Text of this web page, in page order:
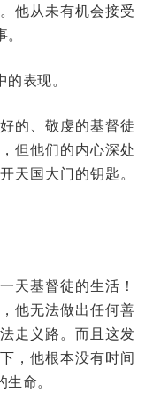
他从未有机会接受
表现。
的、敬虔的基督徒
但他们的内心深处
天国大门的钥匙。
天基督徒的生活！
他无法做出任何善
走义路。而且这发
，他根本没有时间
命。